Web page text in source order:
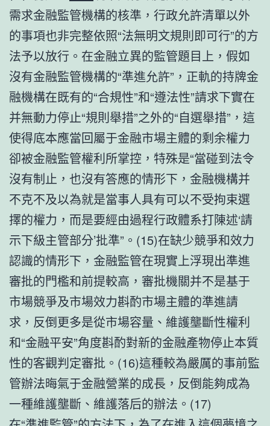
需求金融監管機構的核準，行政允許清單以外
的事項也非完整依照“法無明文規則即可行”的方
法予以放行。在金融立異的監管題目上，假如
沒有金融監管機構的“準進允許”，正軌的持牌金
融機構在既有的“合規性”和“遵法性”請求下實在
并無動力停止“規則舉措”之外的“自選舉措”，這
使得底本應當回屬于金融市場主體的剩余權力
卻被金融監管權利所掌控，特殊是“當碰到法令
沒有制止，也沒有答應的情形下，金融機構并
不克不及以為就是當事人具有可以不受拘束選
擇的權力，而是要經由過程行政體系打陳述‘請
示下級主管部分’批準”。(15)在缺少競爭和效力
認識的情形下，金融監管在現實上浮現出準進
審批的門檻和前提較高，審批機關并不是基于
市場競爭及市場效力斟酌市場主體的準進請
求，反倒更多是從市場容量、維護壟斷性權利
和“金融平安”角度斟酌對新的金融產物停止本質
性的客觀判定審批。(16)這種較為嚴厲的事前監
管辦法晦氣于金融營業的成長，反倒能夠成為
一種維護壟斷、維護落后的辦法。(17)